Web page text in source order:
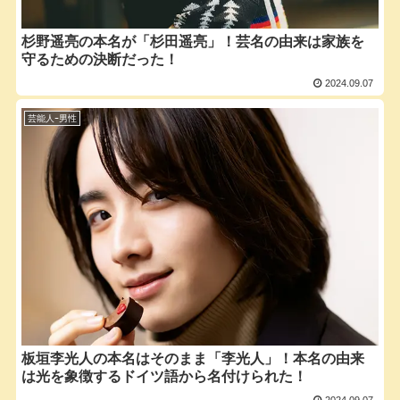
杉野遥亮の本名が「杉田遥亮」！芸名の由来は家族を
守るための決断だった！
2024.09.07
芸能人ｰ男性
板垣李光人の本名はそのまま「李光人」！本名の由来
は光を象徴するドイツ語から名付けられた！